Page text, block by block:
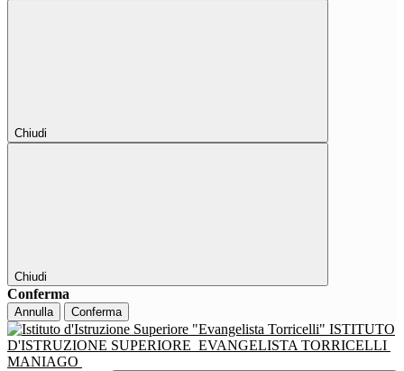
Chiudi
Chiudi
Conferma
Annulla Conferma
ISTITUTO
D'ISTRUZIONE SUPERIORE EVANGELISTA TORRICELLI
MANIAGO